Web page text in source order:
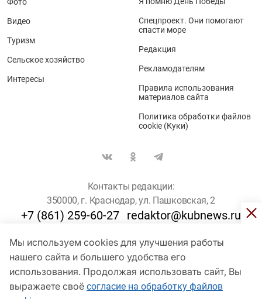
Мы используем cookies для улучшения работы
нашего сайта и большего удобства его
использования. Продолжая использовать сайт, Вы
выражаете своё согласие на обработку файлов
Видео
Туризм
Сельское хозяйство
Интересы
Спецпроект. Они помогают
спасти море
Редакция
Рекламодателям
Правила использования
материалов сайта
Политика обработки файлов
cookie (Куки)
Контакты редакции:
350000, г. Краснодар, ул. Пашковская, 2
+7 (861) 259-60-27 redaktor@kubnews.ru
Для пользователей старше 16 лет
© Кубанские Новости, 2017
Сетевое издание «kubnews» зарегистрировано Федеральной
службой по надзору в сфере связи, информационных технологий